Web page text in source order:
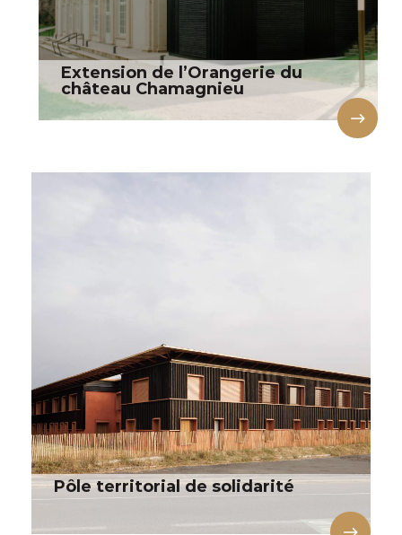
Extension de l’Orangerie du
château Chamagnieu
Pôle territorial de solidarité